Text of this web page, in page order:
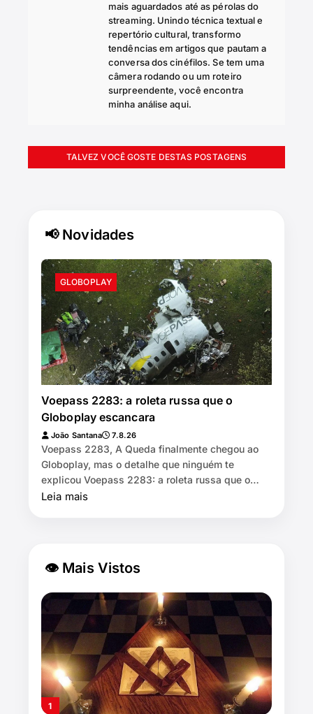
mais aguardados até as pérolas do
streaming. Unindo técnica textual e
repertório cultural, transformo
tendências em artigos que pautam a
conversa dos cinéfilos. Se tem uma
câmera rodando ou um roteiro
surpreendente, você encontra
minha análise aqui.
TALVEZ VOCÊ GOSTE DESTAS POSTAGENS
📢 Novidades
GLOBOPLAY
Voepass 2283: a roleta russa que o
Globoplay escancara
João Santana 7.8.26
Voepass 2283, A Queda finalmente chegou ao
Globoplay, mas o detalhe que ninguém te
explicou Voepass 2283: a roleta russa que o
Leia mais
👁 Mais Vistos